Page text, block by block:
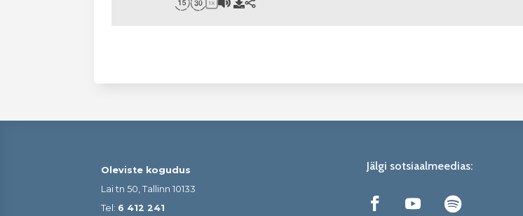
1X
Oleviste kogudus
Lai tn 50, Tallinn 10133
Tel: 6 412 241
Jälgi sotsiaalmeedias: